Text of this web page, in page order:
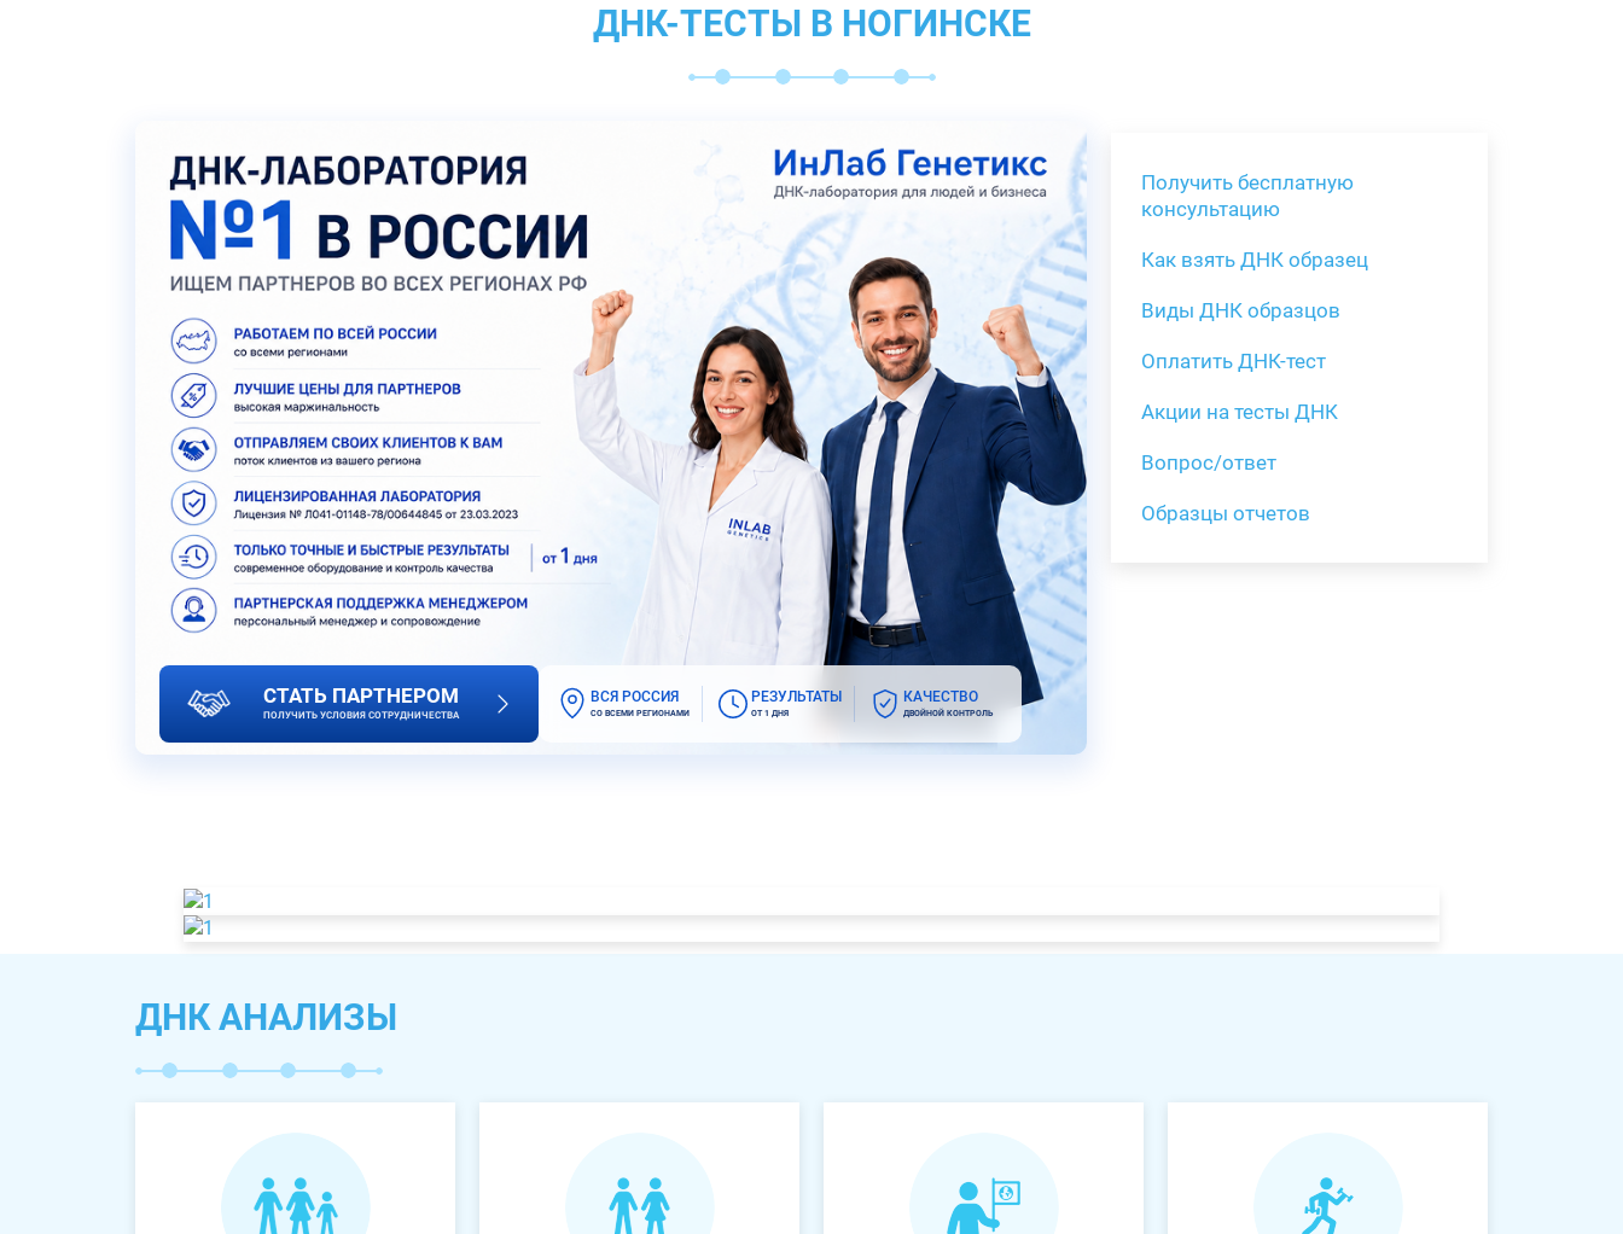
ДНК-ТЕСТЫ В НОГИНСКЕ
СТАТЬ ПАРТНЕРОМ
ПОЛУЧИТЬ УСЛОВИЯ СОТРУДНИЧЕСТВА
ВСЯ РОССИЯ
СО ВСЕМИ РЕГИОНАМИ
РЕЗУЛЬТАТЫ
ОТ 1 ДНЯ
КАЧЕСТВО
ДВОЙНОЙ КОНТРОЛЬ
Получить бесплатную
консультацию
Как взять ДНК образец
Виды ДНК образцов
Оплатить ДНК-тест
Акции на тесты ДНК
Вопрос/ответ
Образцы отчетов
ДНК АНАЛИЗЫ